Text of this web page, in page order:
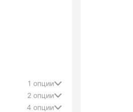
1 опции
2 опции
4 опции